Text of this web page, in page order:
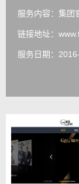
服务内容： 集团
链接地址：
服务日期：